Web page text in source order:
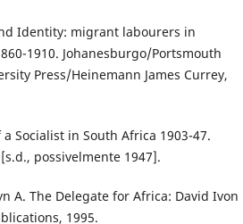
Identity: migrant labourers in
1910. Johanesburgo/Portsmouth
Press/Heinemann James Currey,
Socialist in South Africa 1903-47.
possivelmente 1947].
A. The Delegate for Africa: David Ivon
1995.